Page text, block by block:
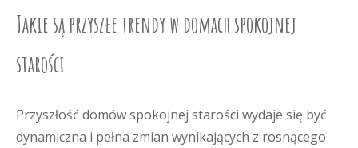
Jakie są przyszłe trendy w domach spokojnej
starości
Przyszłość domów spokojnej starości wydaje się być
dynamiczna i pełna zmian wynikających z rosnącego